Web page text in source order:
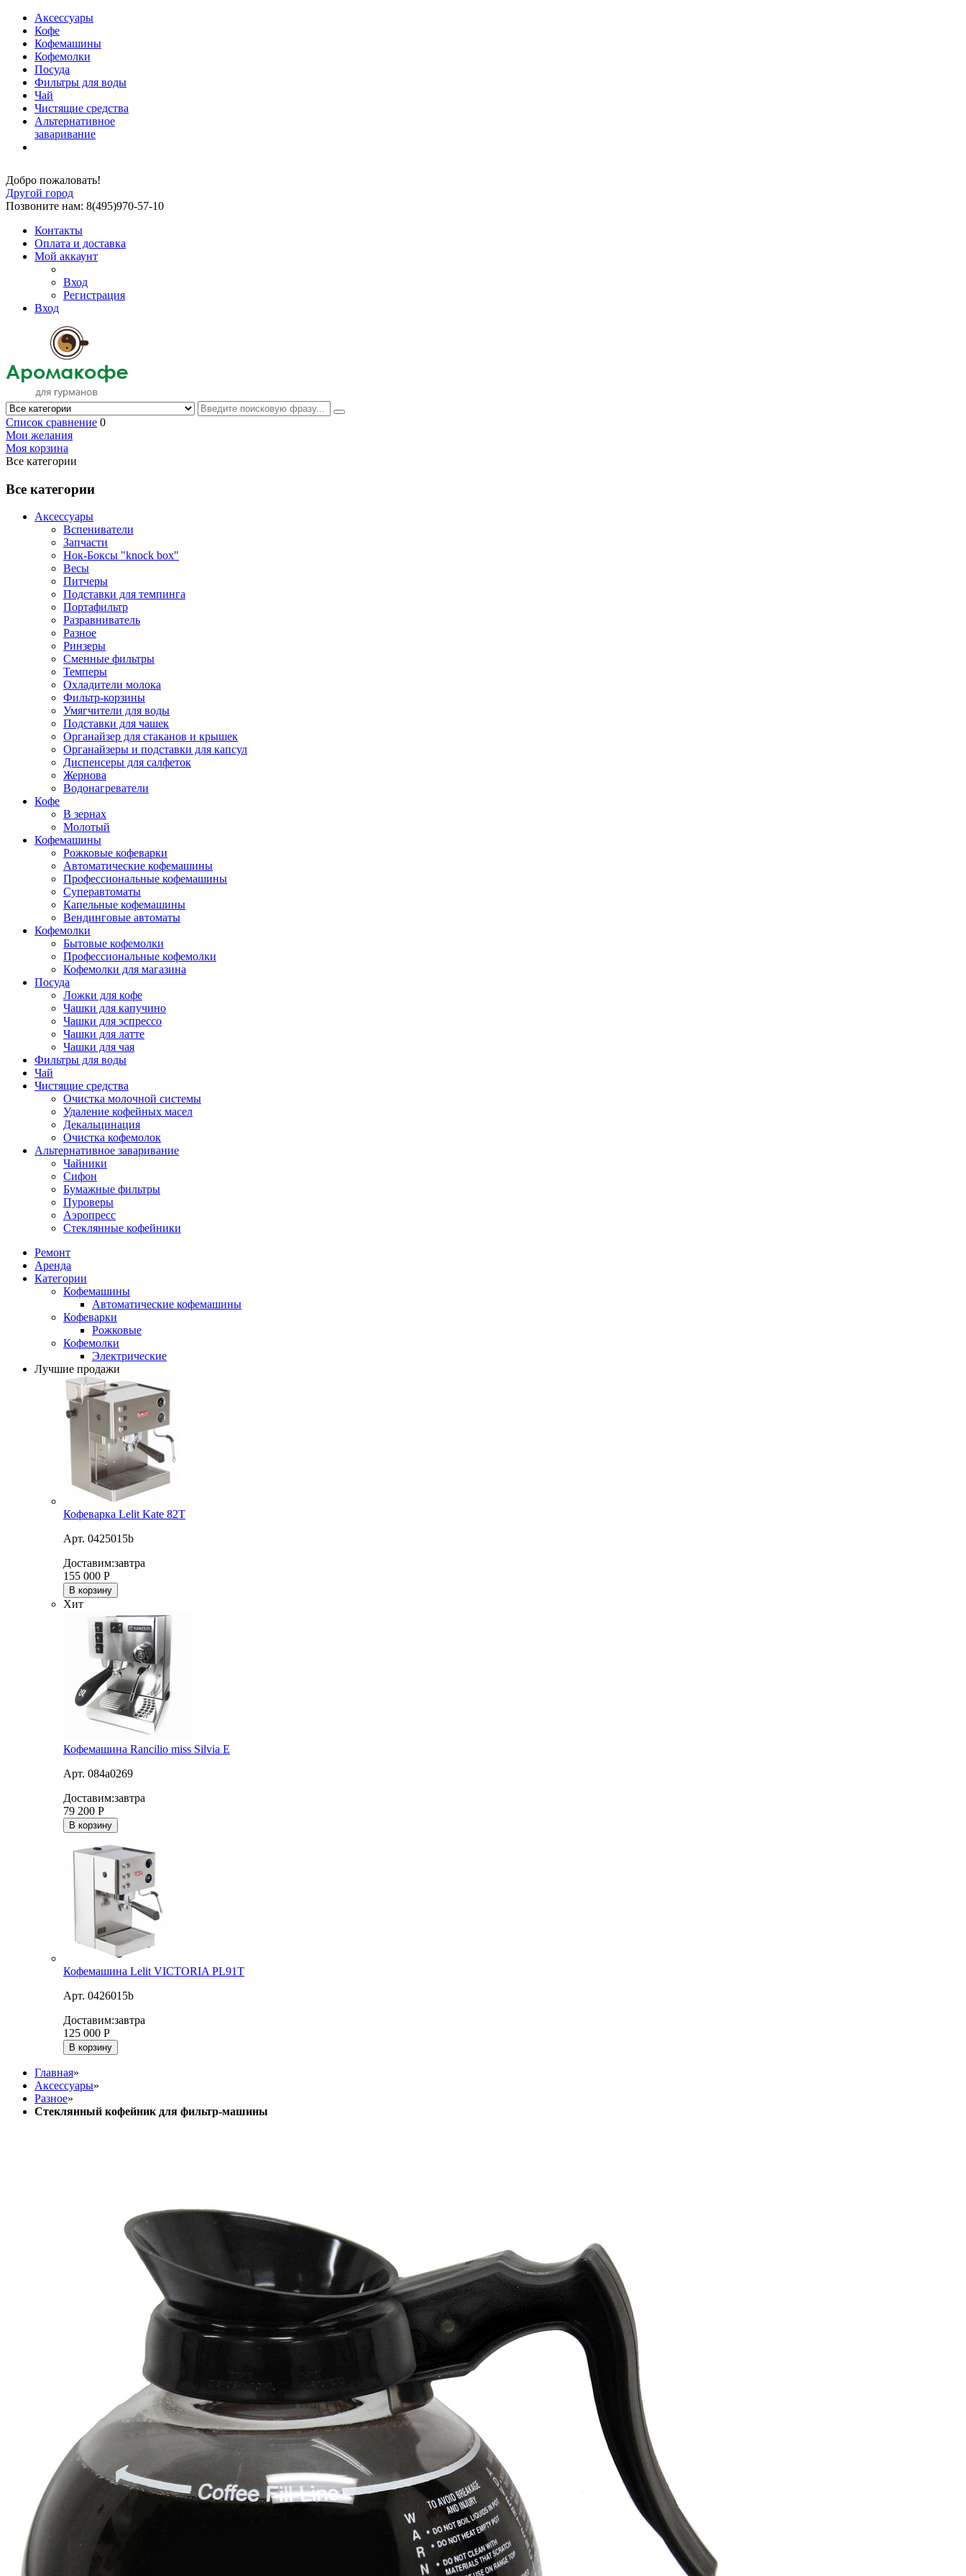
Аксессуары
Кофе
Кофемашины
Кофемолки
Посуда
Фильтры для воды
Чай
Чистящие средства
Альтернативное
заваривание
Добро пожаловать!
Другой город
Позвоните нам: 8(495)970-57-10
Контакты
Оплата и доставка
Мой аккаунт
Вход
Регистрация
Вход
Список сравнение 0
Мои желания
Моя корзина
Все категории
Все категории
Аксессуары
Вспениватели
Запчасти
Нок-Боксы "knock box"
Весы
Питчеры
Подставки для темпинга
Портафильтр
Разравниватель
Разное
Ринзеры
Сменные фильтры
Темперы
Охладители молока
Фильтр-корзины
Умягчители для воды
Подставки для чашек
Органайзер для стаканов и крышек
Органайзеры и подставки для капсул
Диспенсеры для салфеток
Жернова
Водонагреватели
Кофе
В зернах
Молотый
Кофемашины
Рожковые кофеварки
Автоматические кофемашины
Профессиональные кофемашины
Суперавтоматы
Капельные кофемашины
Вендинговые автоматы
Кофемолки
Бытовые кофемолки
Профессиональные кофемолки
Кофемолки для магазина
Посуда
Ложки для кофе
Чашки для капучино
Чашки для эспрессо
Чашки для латте
Чашки для чая
Фильтры для воды
Чай
Чистящие средства
Очистка молочной системы
Удаление кофейных масел
Декальцинация
Очистка кофемолок
Альтернативное заваривание
Чайники
Сифон
Бумажные фильтры
Пуроверы
Аэропресс
Стеклянные кофейники
Ремонт
Аренда
Категории
Кофемашины
Автоматические кофемашины
Кофеварки
Рожковые
Кофемолки
Электрические
Лучшие продажи
Кофеварка Lelit Kate 82T
Арт. 0425015b
Доставим:завтра
155 000 Р
В корзину
Хит
Кофемашина Rancilio miss Silvia E
Арт. 084a0269
Доставим:завтра
79 200 Р
В корзину
Кофемашина Lelit VICTORIA PL91T
Арт. 0426015b
Доставим:завтра
125 000 Р
В корзину
Главная»
Аксессуары»
Разное»
Стеклянный кофейник для фильтр-машины